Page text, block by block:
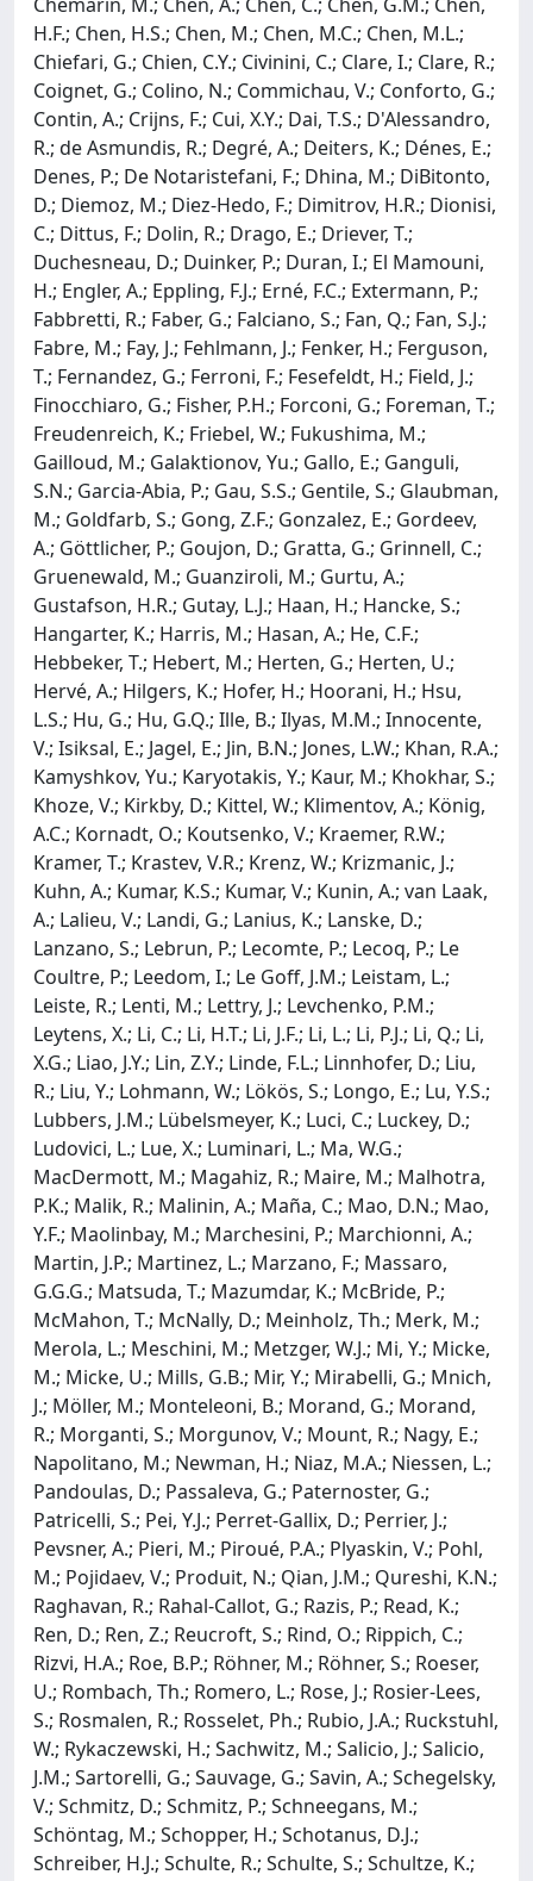
H.F.; Chen, H.S.; Chen, M.; Chen, M.C.; Chen, M.L.;
Chiefari, G.; Chien, C.Y.; Civinini, C.; Clare, I.; Clare, R.;
Coignet, G.; Colino, N.; Commichau, V.; Conforto, G.;
Contin, A.; Crijns, F.; Cui, X.Y.; Dai, T.S.; D'Alessandro,
R.; de Asmundis, R.; Degré, A.; Deiters, K.; Dénes, E.;
Denes, P.; De Notaristefani, F.; Dhina, M.; DiBitonto,
D.; Diemoz, M.; Diez-Hedo, F.; Dimitrov, H.R.; Dionisi,
C.; Dittus, F.; Dolin, R.; Drago, E.; Driever, T.;
Duchesneau, D.; Duinker, P.; Duran, I.; El Mamouni,
H.; Engler, A.; Eppling, F.J.; Erné, F.C.; Extermann, P.;
Fabbretti, R.; Faber, G.; Falciano, S.; Fan, Q.; Fan, S.J.;
Fabre, M.; Fay, J.; Fehlmann, J.; Fenker, H.; Ferguson,
T.; Fernandez, G.; Ferroni, F.; Fesefeldt, H.; Field, J.;
Finocchiaro, G.; Fisher, P.H.; Forconi, G.; Foreman, T.;
Freudenreich, K.; Friebel, W.; Fukushima, M.;
Gailloud, M.; Galaktionov, Yu.; Gallo, E.; Ganguli,
S.N.; Garcia-Abia, P.; Gau, S.S.; Gentile, S.; Glaubman,
M.; Goldfarb, S.; Gong, Z.F.; Gonzalez, E.; Gordeev,
A.; Göttlicher, P.; Goujon, D.; Gratta, G.; Grinnell, C.;
Gruenewald, M.; Guanziroli, M.; Gurtu, A.;
Gustafson, H.R.; Gutay, L.J.; Haan, H.; Hancke, S.;
Hangarter, K.; Harris, M.; Hasan, A.; He, C.F.;
Hebbeker, T.; Hebert, M.; Herten, G.; Herten, U.;
Hervé, A.; Hilgers, K.; Hofer, H.; Hoorani, H.; Hsu,
L.S.; Hu, G.; Hu, G.Q.; Ille, B.; Ilyas, M.M.; Innocente,
V.; Isiksal, E.; Jagel, E.; Jin, B.N.; Jones, L.W.; Khan, R.A.;
Kamyshkov, Yu.; Karyotakis, Y.; Kaur, M.; Khokhar, S.;
Khoze, V.; Kirkby, D.; Kittel, W.; Klimentov, A.; König,
A.C.; Kornadt, O.; Koutsenko, V.; Kraemer, R.W.;
Kramer, T.; Krastev, V.R.; Krenz, W.; Krizmanic, J.;
Kuhn, A.; Kumar, K.S.; Kumar, V.; Kunin, A.; van Laak,
A.; Lalieu, V.; Landi, G.; Lanius, K.; Lanske, D.;
Lanzano, S.; Lebrun, P.; Lecomte, P.; Lecoq, P.; Le
Coultre, P.; Leedom, I.; Le Goff, J.M.; Leistam, L.;
Leiste, R.; Lenti, M.; Lettry, J.; Levchenko, P.M.;
Leytens, X.; Li, C.; Li, H.T.; Li, J.F.; Li, L.; Li, P.J.; Li, Q.; Li,
X.G.; Liao, J.Y.; Lin, Z.Y.; Linde, F.L.; Linnhofer, D.; Liu,
R.; Liu, Y.; Lohmann, W.; Lökös, S.; Longo, E.; Lu, Y.S.;
Lubbers, J.M.; Lübelsmeyer, K.; Luci, C.; Luckey, D.;
Ludovici, L.; Lue, X.; Luminari, L.; Ma, W.G.;
MacDermott, M.; Magahiz, R.; Maire, M.; Malhotra,
P.K.; Malik, R.; Malinin, A.; Maña, C.; Mao, D.N.; Mao,
Y.F.; Maolinbay, M.; Marchesini, P.; Marchionni, A.;
Martin, J.P.; Martinez, L.; Marzano, F.; Massaro,
G.G.G.; Matsuda, T.; Mazumdar, K.; McBride, P.;
McMahon, T.; McNally, D.; Meinholz, Th.; Merk, M.;
Merola, L.; Meschini, M.; Metzger, W.J.; Mi, Y.; Micke,
M.; Micke, U.; Mills, G.B.; Mir, Y.; Mirabelli, G.; Mnich,
J.; Möller, M.; Monteleoni, B.; Morand, G.; Morand,
R.; Morganti, S.; Morgunov, V.; Mount, R.; Nagy, E.;
Napolitano, M.; Newman, H.; Niaz, M.A.; Niessen, L.;
Pandoulas, D.; Passaleva, G.; Paternoster, G.;
Patricelli, S.; Pei, Y.J.; Perret-Gallix, D.; Perrier, J.;
Pevsner, A.; Pieri, M.; Piroué, P.A.; Plyaskin, V.; Pohl,
M.; Pojidaev, V.; Produit, N.; Qian, J.M.; Qureshi, K.N.;
Raghavan, R.; Rahal-Callot, G.; Razis, P.; Read, K.;
Ren, D.; Ren, Z.; Reucroft, S.; Rind, O.; Rippich, C.;
Rizvi, H.A.; Roe, B.P.; Röhner, M.; Röhner, S.; Roeser,
U.; Rombach, Th.; Romero, L.; Rose, J.; Rosier-Lees,
S.; Rosmalen, R.; Rosselet, Ph.; Rubio, J.A.; Ruckstuhl,
W.; Rykaczewski, H.; Sachwitz, M.; Salicio, J.; Salicio,
J.M.; Sartorelli, G.; Sauvage, G.; Savin, A.; Schegelsky,
V.; Schmitz, D.; Schmitz, P.; Schneegans, M.;
Schöntag, M.; Schopper, H.; Schotanus, D.J.;
Schreiber, H.J.; Schulte, R.; Schulte, S.; Schultze, K.;